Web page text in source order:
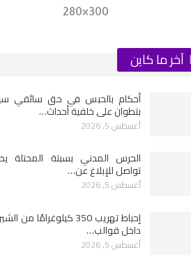
آخر ما كاين
أحكام بالحبس في حق سائقي
بتطوان على خلفية أحداث…
أغسطس 5, 2026
الحرس المدني بسبتة المحتلة
تواصل للإبلاغ عن…
أغسطس 5, 2026
إحباط تهريب 350
داخل قوالب…
أغسطس 5, 2026